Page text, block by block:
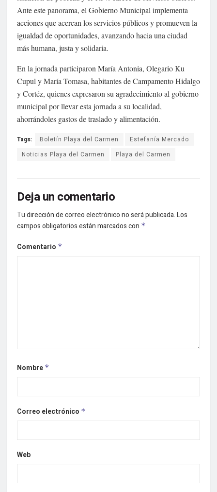
Ante este panorama, el Gobierno Municipal implementa
acciones que acercan los servicios públicos y promueven la
igualdad de oportunidades, avanzando hacia una ciudad
más humana, justa y solidaria.
En la jornada participaron María Antonia, Olegario Ku
Cupul y María Tomasa, habitantes de Campamento Hidalgo
y Cortéz, quienes expresaron su agradecimiento al gobierno
municipal por llevar esta jornada a su localidad,
ahorrándoles gastos de traslado y alimentación.
Tags: Boletín Playa del Carmen
Estefanía Mercado
Noticias Playa del Carmen
Playa del Carmen
Deja un comentario
Tu dirección de correo electrónico no será publicada.Los
campos obligatorios están marcados con *
Comentario *
Nombre *
Correo electrónico *
Web